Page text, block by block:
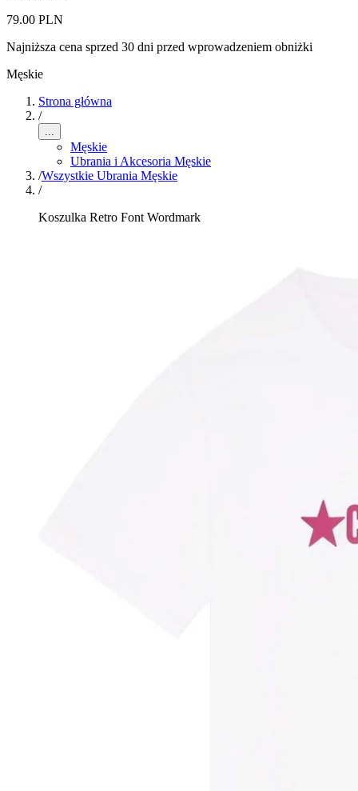
79.00 PLN
Najniższa cena sprzed 30 dni przed wprowadzeniem obniżki
Męskie
Strona główna
/
...
Męskie
Ubrania i Akcesoria Męskie
/Wszystkie Ubrania Męskie
/
Koszulka Retro Font Wordmark